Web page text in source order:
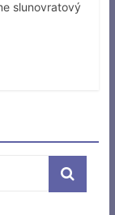
slunovratový